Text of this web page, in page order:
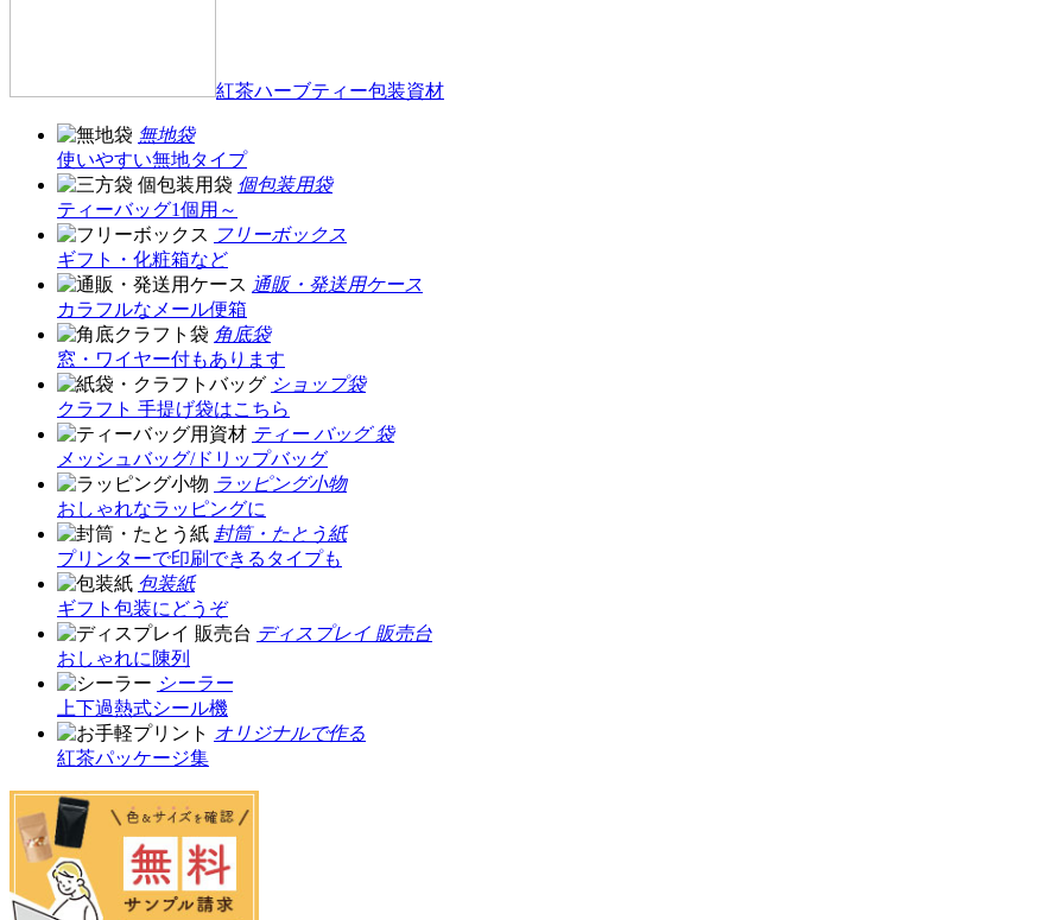
紅茶ハーブティー包装資材
無地袋
使いやすい無地タイプ
個包装用袋
ティーバッグ1個用～
フリーボックス
ギフト・化粧箱など
通販・発送用ケース
カラフルなメール便箱
角底袋
窓・ワイヤー付もあります
ショップ袋
クラフト 手提げ袋はこちら
ティー バッグ 袋
メッシュバッグ/ドリップバッグ
ラッピング小物
おしゃれなラッピングに
封筒・たとう紙
プリンターで印刷できるタイプも
包装紙
ギフト包装にどうぞ
ディスプレイ 販売台
おしゃれに陳列
シーラー
上下過熱式シール機
オリジナルで作る
紅茶パッケージ集